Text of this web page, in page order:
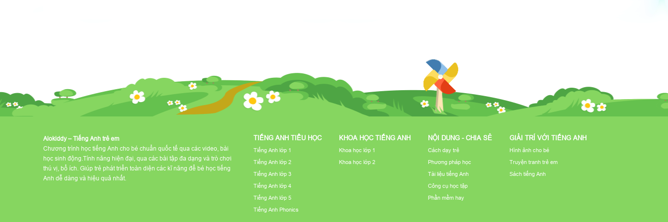
Alokiddy – Tiếng Anh trẻ em
Chương trình học tiếng Anh cho bé chuẩn quốc tế qua các video, bài
học sinh động.Tính năng hiện đại, qua các bài tập đa dạng và trò chơi
thú vị, bổ ích. Giúp trẻ phát triển toàn diện các kĩ năng để bé học tiếng
Anh dễ dàng và hiệu quả nhất.
TIẾNG ANH TIỂU HỌC
Tiếng Anh lớp 1
Tiếng Anh lớp 2
Tiếng Anh lớp 3
Tiếng Anh lớp 4
Tiếng Anh lớp 5
Tiếng Anh Phonics
KHOA HỌC TIẾNG ANH
Khoa học lớp 1
Khoa học lớp 2
NỘI DUNG - CHIA SẺ
Cách dạy trẻ
Phương pháp học
Tài liệu tiếng Anh
Công cụ học tập
Phần mềm hay
GIẢI TRÍ VỚI TIẾNG ANH
Hình ảnh cho bé
Truyện tranh trẻ em
Sách tiếng Anh